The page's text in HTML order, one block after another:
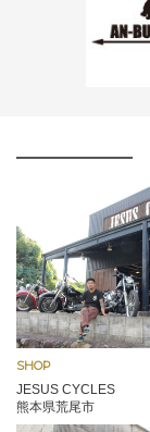
SHOP
JESUS CYCLES
熊本県荒尾市